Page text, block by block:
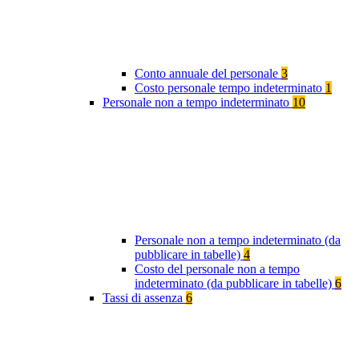
Conto annuale del personale 3
Costo personale tempo indeterminato 1
Personale non a tempo indeterminato 10
Personale non a tempo indeterminato (da
pubblicare in tabelle) 4
Costo del personale non a tempo
indeterminato (da pubblicare in tabelle) 6
Tassi di assenza 6